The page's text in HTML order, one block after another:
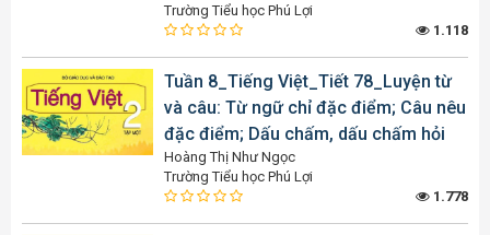
Trường Tiểu học Phú Lợi
1.118
Tuần 8_Tiếng Việt_Tiết 78_Luyện từ
và câu: Từ ngữ chỉ đặc điểm; Câu nêu
đặc điểm; Dấu chấm, dấu chấm hỏi
Hoàng Thị Như Ngọc
Trường Tiểu học Phú Lợi
1.778